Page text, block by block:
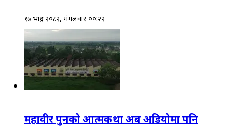
१७ भाद्र २०८२, मंगलवार ००:२२
महावीर पुनको आत्मकथा अब अडियोमा पनि